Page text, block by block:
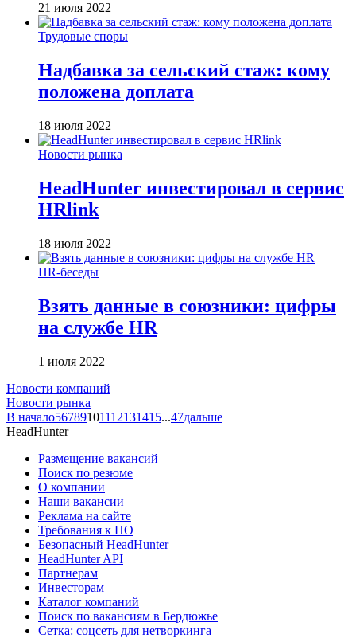
21 июля 2022
Трудовые споры
Надбавка за сельский стаж: кому
положена доплата
18 июля 2022
Новости рынка
HeadHunter инвестировал в сервис
HRlink
18 июля 2022
HR-беседы
Взять данные в союзники: цифры
на службе HR
1 июля 2022
Новости компаний
Новости рынка
В начало56789101112131415...47дальше
HeadHunter
Размещение вакансий
Поиск по резюме
О компании
Наши вакансии
Реклама на сайте
Требования к ПО
Безопасный HeadHunter
HeadHunter API
Партнерам
Инвесторам
Каталог компаний
Поиск по вакансиям в Бердюжье
Сетка: соцсеть для нетворкинга